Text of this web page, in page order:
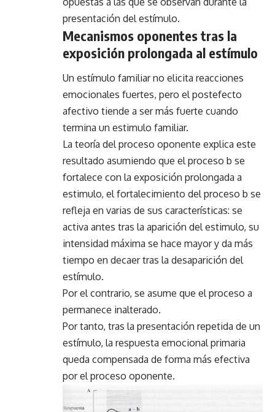
presentación del estímulo.
Mecanismos oponentes tras la
exposición prolongada al estímulo
Un estímulo familiar no elicita reacciones
emocionales fuertes, pero el postefecto
afectivo tiende a ser más fuerte cuando
termina un estimulo familiar.
La teoría del proceso oponente explica este
resultado asumiendo que el proceso b se
fortalece con la exposición prolongada a
estimulo, el fortalecimiento del proceso b se
refleja en varias de sus características: se
activa antes tras la aparición del estimulo, su
intensidad máxima se hace mayor y da más
tiempo en decaer tras la desaparición del
estímulo.
Por el contrario, se asume que el proceso a
permanece inalterado.
Por tanto, tras la presentación repetida de un
estímulo, la respuesta emocional primaria
queda compensada de forma más efectiva
por el proceso oponente.